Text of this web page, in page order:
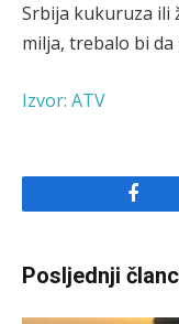
Srbija kukuruza ili
milja, trebalo bi
Izvor: ATV
Posljednji